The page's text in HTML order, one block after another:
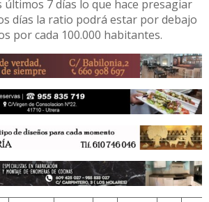
7 días lo que hace presagiar
días la ratio podrá estar por debajo
por cada 100.000 habitantes.